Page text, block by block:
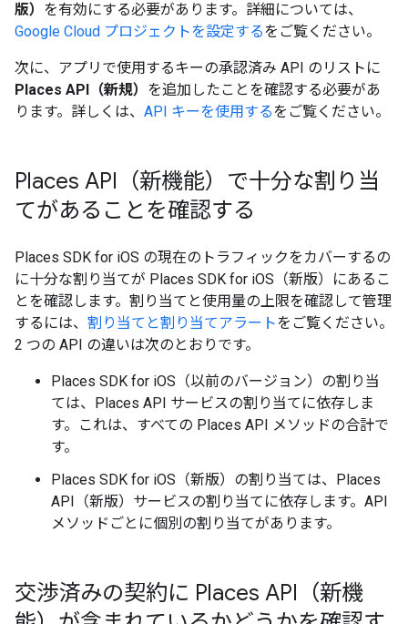
版） を有効にする必要があります。詳細については、
Google Cloud プロジェクトを設定するをご覧ください。
次に、アプリで使用するキーの承認済み API のリストに
Places API（新規） を追加したことを確認する必要があ
ります。詳しくは、 API キーを使用するをご覧ください。
Places API（新機能）で十分な割り当
てがあることを確認する
Places SDK for iOS の現在のトラフィックをカバーするの
に十分な割り当てが Places SDK for iOS（新版）にあるこ
とを確認します。割り当てと使用量の上限を確認して管理
するには、 割り当てと割り当てアラートをご覧ください。
2 つの API の違いは次のとおりです。
Places SDK for iOS（以前のバージョン）の割り当
ては、Places API サービスの割り当てに依存しま
す。これは、すべての Places API メソッドの合計で
す。
Places SDK for iOS（新版）の割り当ては、Places
API（新版）サービスの割り当てに依存します。API
メソッドごとに個別の割り当てがあります。
交渉済みの契約に Places API（新機